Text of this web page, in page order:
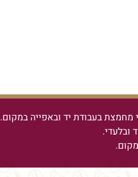
בעבודת יד ובאפייה במקום.
ובלעדי.